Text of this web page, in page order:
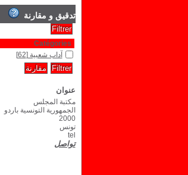
تدقيق و مقارنة
Catégories
آداب شعبية [62]
عنوان
مكتبة المجلس
الجمهورية التونسية باردو
2000
تونس
tel
تواصل